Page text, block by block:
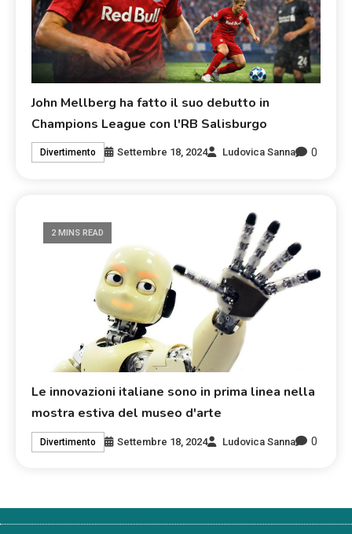
John Mellberg ha fatto il suo debutto in
Champions League con l'RB Salisburgo
Divertimento Settembre 18, 2024 Ludovica Sanna 0
2 MINS READ
Le innovazioni italiane sono in prima linea nella
mostra estiva del museo d'arte
Divertimento Settembre 18, 2024 Ludovica Sanna 0